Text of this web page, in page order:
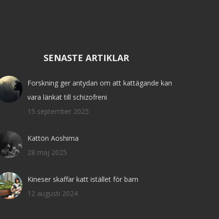
SENASTE ARTIKLAR
Forskning ger antydan om att kattägande kan
vara länkat till schizofreni
15 september 2025
Kattön Aoshima
28 maj 2025
Kineser skaffar katt istället för barn
12 augusti 2024